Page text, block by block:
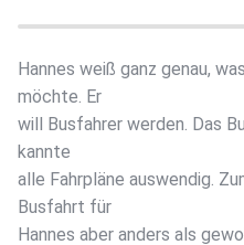
Hannes weiß ganz genau,
möchte. Er
will Busfahrer werden. Das
kannte
alle Fahrpläne auswendig.
Busfahrt für
Hannes aber anders als